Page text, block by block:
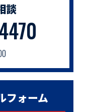
談
フォーム